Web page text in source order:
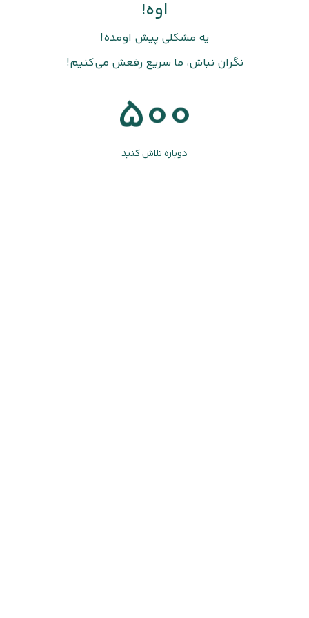
اوه!
یه مشکلی پیش اومده!
نگران نباش، ما سریع رفعش می‌کنیم!
500
دوباره تلاش کنید